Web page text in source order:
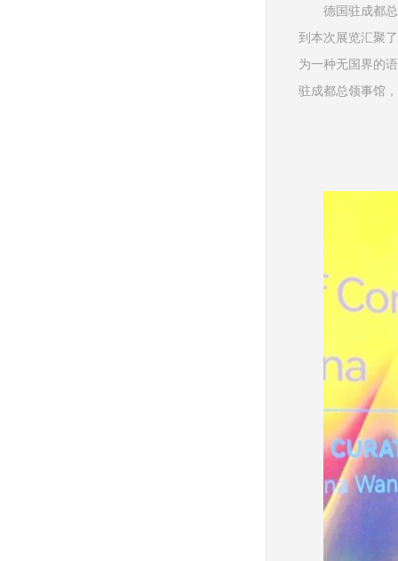
德国驻成都
到本次展览汇聚
为一种无国界的
驻成都总领事馆